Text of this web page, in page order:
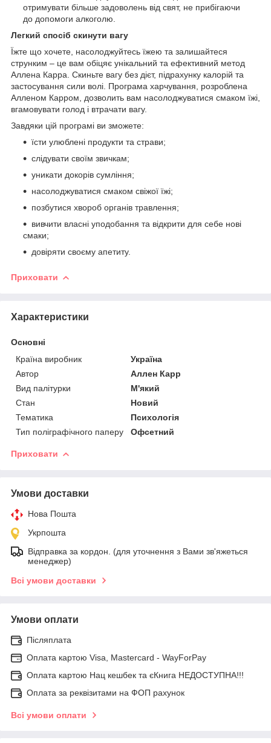
отримувати більше задоволень від свят, не прибігаючи
до допомоги алкоголю.
Легкий спосіб скинути вагу
Їжте що хочете, насолоджуйтесь їжею та залишайтеся
струнким – це вам обіцяє унікальний та ефективний метод
Аллена Карра. Скиньте вагу без дієт, підрахунку калорій та
застосування сили волі. Програма харчування, розроблена
Алленом Карром, дозволить вам насолоджуватися смаком їжі,
вгамовувати голод і втрачати вагу.
Завдяки цій програмі ви зможете:
їсти улюблені продукти та страви;
слідувати своїм звичкам;
уникати докорів сумління;
насолоджуватися смаком свіжої їжі;
позбутися хвороб органів травлення;
вивчити власні уподобання та відкрити для себе нові
смаки;
довіряти своєму апетиту.
Приховати
Характеристики
Основні
Країна виробник
Україна
Автор
Аллен Карр
Вид палітурки
М'який
Стан
Новий
Тематика
Психологія
Тип поліграфічного паперу
Офсетний
Приховати
Умови доставки
Нова Пошта
Укрпошта
Відправка за кордон. (для уточнення з Вами зв'яжеться
менеджер)
Всі умови доставки
Умови оплати
Післяплата
Оплата картою Visa, Mastercard - WayForPay
Оплата картою Нац кешбек та єКнига НЕДОСТУПНА!!!
Оплата за реквізитами на ФОП рахунок
Всі умови оплати